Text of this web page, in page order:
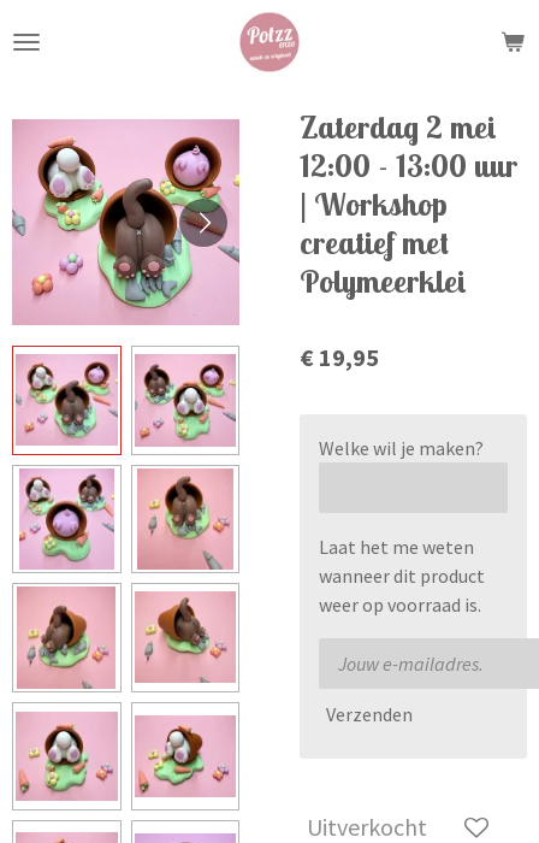
direct
hoofdinhoud
Zaterdag 2 mei
12:00 - 13:00 uur
| Workshop
creatief met
Polymeerklei
€ 19,95
Welke wil je maken?
Laat het me weten
wanneer dit product
weer op voorraad is.
Verzenden
Uitverkocht